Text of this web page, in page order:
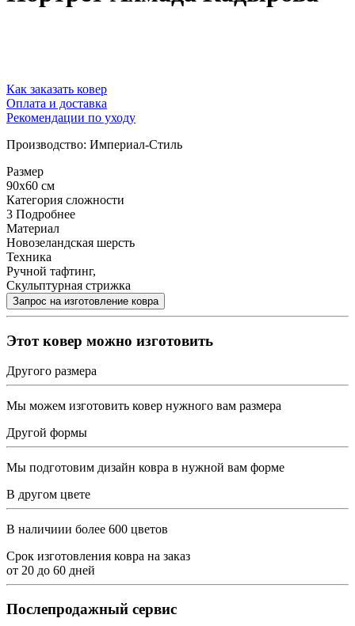
Как заказать ковер
Оплата и доставка
Рекомендации по уходу
Производство: Империал-Стиль
Размер
90x60 см
Категория сложности
3 Подробнее
Материал
Новозеландская шерсть
Техника
Ручной тафтинг,
Скульптурная стрижка
Этот ковер можно изготовить
Другого размера
Мы можем изготовить ковер нужного вам размера
Другой формы
Мы подготовим дизайн ковра в нужной вам форме
В другом цвете
В наличиии более 600 цветов
Срок изготовления ковра на заказ
от 20 до 60 дней
Послепродажный сервис